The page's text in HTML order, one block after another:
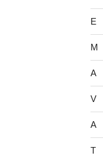
E
M
A
V
A
T